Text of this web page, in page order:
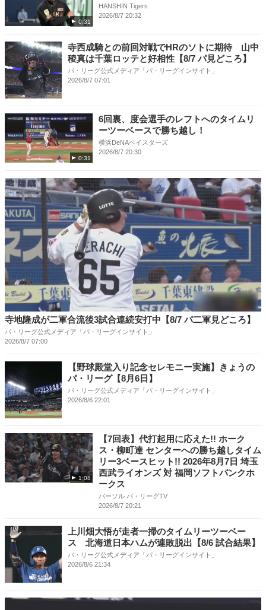
0:31
HANSHIN Tigers.
2026/8/7 20:32
寺西成騎との前回対戦でHRのソトに期待 山中
稜真は千葉ロッテと好相性【8/7 パ見どころ】
パ・リーグ公式メディア「パ・リーグインサイト」
2026/8/7 07:01
0:31
6回裏、度会選手のレフトへのタイムリ
ーツーベースで勝ち越し！
横浜DeNAベイスターズ
2026/8/7 20:30
寺地隆成が二軍合流後3試合連続安打中【8/7 パ二軍見どころ】
パ・リーグ公式メディア「パ・リーグインサイト」
2026/8/7 07:00
【野球殿堂入り記念セレモニー実施】きょうの
パ・リーグ【8月6日】
パ・リーグ公式メディア「パ・リーグインサイト」
2026/8/6 22:01
1:08
【7回表】代打起用に応えた!! ホーク
ス・柳町達 センターへの勝ち越しタイム
リー3ベースヒット!! 2026年8月7日 埼玉
西武ライオンズ 対 福岡ソフトバンクホ
ークス
パーソル パ・リーグTV
2026/8/7 20:21
上川畑大悟が走者一掃のタイムリーツーベー
ス 北海道日本ハムが連敗脱出【8/6 試合結果】
パ・リーグ公式メディア「パ・リーグインサイト」
2026/8/6 21:34